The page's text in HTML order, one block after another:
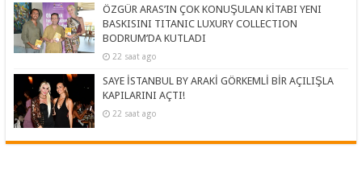
ÖZGÜR ARAS’IN ÇOK KONUŞULAN KİTABI YENI
BASKISINI TITANIC LUXURY COLLECTION
BODRUM’DA KUTLADI
22 saat ago
SAYE İSTANBUL BY ARAKİ GÖRKEMLİ BİR AÇILIŞLA
KAPILARINI AÇTI!
22 saat ago